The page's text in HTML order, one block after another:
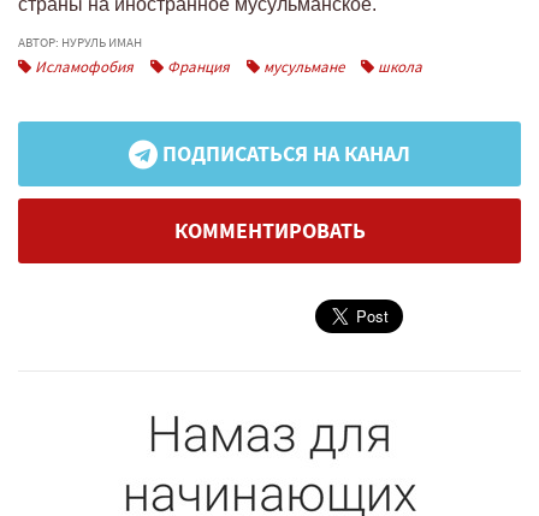
страны на иностранное мусульманское.
АВТОР: НУРУЛЬ ИМАН
Исламофобия Франция мусульмане школа
ПОДПИСАТЬСЯ НА КАНАЛ
КОММЕНТИРОВАТЬ